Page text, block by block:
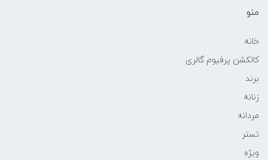
منو
خانه
کالکشن پرفیوم گالری
برند
زنانه
مردانه
تستر
ویژه